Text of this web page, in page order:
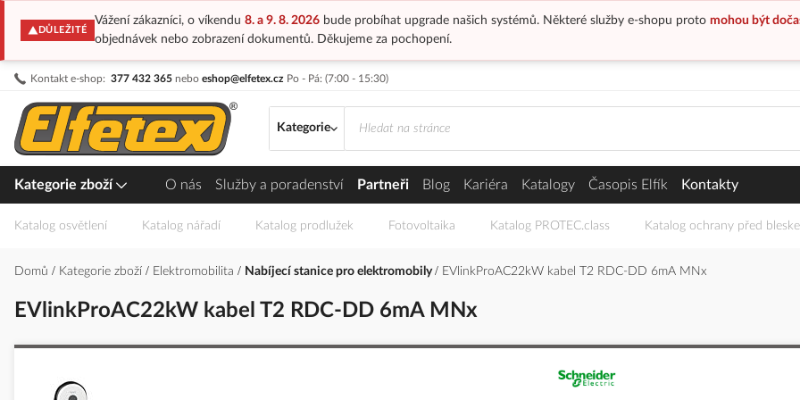
DŮLEŽITÉ
Vážení zákazníci, o víkendu 8. a 9. 8. 2026bude probíhat upgrade našich systémů. Některé služby e-shopu proto mohou být
objednávek nebo zobrazení dokumentů. Děkujeme za pochopení.
Kontakt e-shop: 377 432 365 nebo eshop@elfetex.cz Po - Pá: (7:00 - 15:30)
Přejít
obsah
Kategorie
Kategorie zboží O nás Služby a poradenství Partneři Blog Kariéra Katalogy Časopis Elfík Kontakty
Katalog osvětlení Katalog nářadí Katalog prodlužek Fotovoltaika Katalog PROTEC.class Katalog ochrany před
Domů Kategorie zboží Elektromobilita Nabíjecí stanice pro elektromobily EVlinkProAC22kW kabel T2 RDC-DD 6mA MNx
EVlinkProAC22kW kabel T2 RDC-DD 6mA MNx